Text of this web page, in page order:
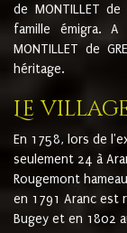
de MONTILLET
famille émigra.
MONTILLET de
héritage.
Le
En 1758, lors de
seulement 24 à
Rougemont
en 1791 Aranc est
Bugey et en 1802